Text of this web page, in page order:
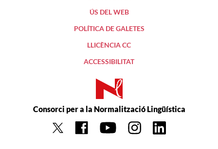
ÚS DEL WEB
POLÍTICA DE GALETES
LLICÈNCIA CC
ACCESSIBILITAT
Consorci per a la Normalització Lingüística